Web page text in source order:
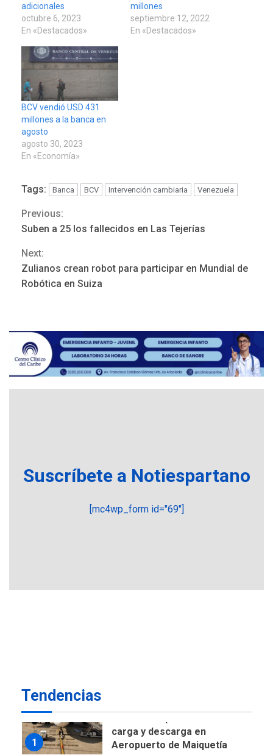
adicionales
octubre 6, 2023
En «Destacados»
millones
septiembre 12, 2022
En «Destacados»
BCV vendió USD 431
millones a la banca en
agosto
agosto 30, 2023
En «Economía»
Tags: Banca BCV Intervención cambiaria Venezuela
Continue
Reading
Previous:
Suben a 25 los fallecidos en Las Tejerías
Next:
Zulianos crean robot para participar en Mundial de
Robótica en Suiza
Suscríbete a Notiespartano
[mc4wp_form id="69"]
Tendencias
ÚLTIMA HORA
REGIONALES ÚLTIMA HORA
Instituciones estadales se
suman al Plan Agosto de
Escuelas Abiertas 2026
5
de Comercio para reforma
de Ley de Puerto Libre
POLÍTICA
TITULARES
ÚLTIMA HORA
DESTACADOS
NACIONALES
1
carga y descarga en
Aeropuerto de Maiquetía